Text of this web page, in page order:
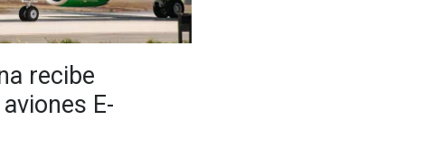
recibe
E-